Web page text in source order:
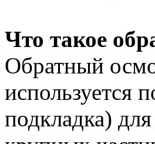
Что такое
Обратный
используется
подкладка)